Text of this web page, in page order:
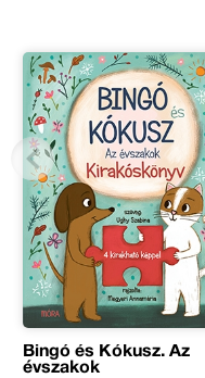
Bingó és Kókusz. Az
évszakok